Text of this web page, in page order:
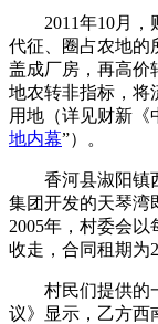
2011年10月，
代征、圈占农地的
盖成厂房，再高价
地农转非指标，将
用地（详见财新《
地内幕”）。
香河县淑阳镇西
集团开发的天琴湾
2005年，村委会
收走，合同租期为
村民们提供的一
议》显示，乙方西